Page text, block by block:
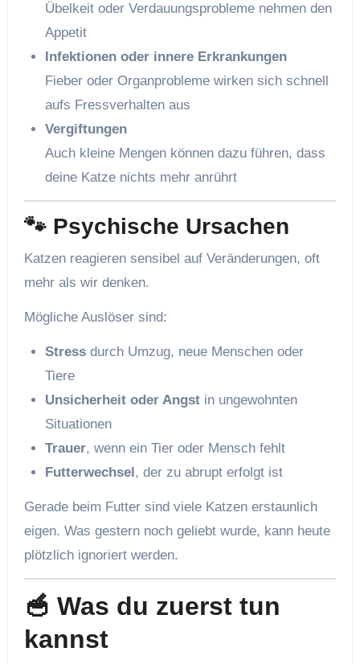
Übelkeit oder Verdauungsprobleme nehmen den
Appetit
Infektionen oder innere Erkrankungen
Fieber oder Organprobleme wirken sich schnell
aufs Fressverhalten aus
Vergiftungen
Auch kleine Mengen können dazu führen, dass
deine Katze nichts mehr anrührt
🐾 Psychische Ursachen
Katzen reagieren sensibel auf Veränderungen, oft
mehr als wir denken.
Mögliche Auslöser sind:
Stressdurch Umzug, neue Menschen oder
Tiere
Unsicherheit oder Angstin ungewohnten
Situationen
Trauer, wenn ein Tier oder Mensch fehlt
Futterwechsel, der zu abrupt erfolgt ist
Gerade beim Futter sind viele Katzen erstaunlich
eigen. Was gestern noch geliebt wurde, kann heute
plötzlich ignoriert werden.
🥣 Was du zuerst tun
kannst